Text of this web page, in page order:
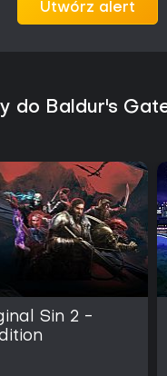
Utwórz alert
do Baldur's
Sin 2 -